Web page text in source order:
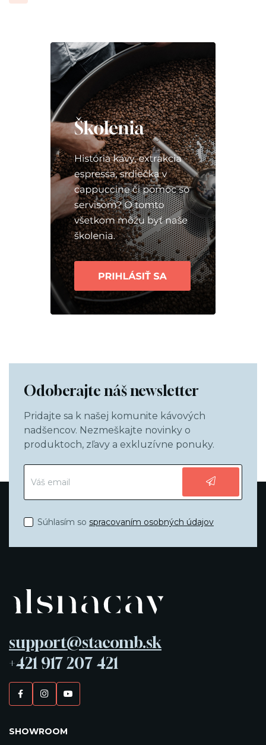
Odoberajte náš newsletter
Pridajte sa k našej komunite kávových
nadšencov. Nezmeškajte novinky o
produktoch, zľavy a exkluzívne ponuky.
Súhlasím so spracovaním osobných údajov
support@stacomb.sk
+421 917 207 421
SHOWROOM